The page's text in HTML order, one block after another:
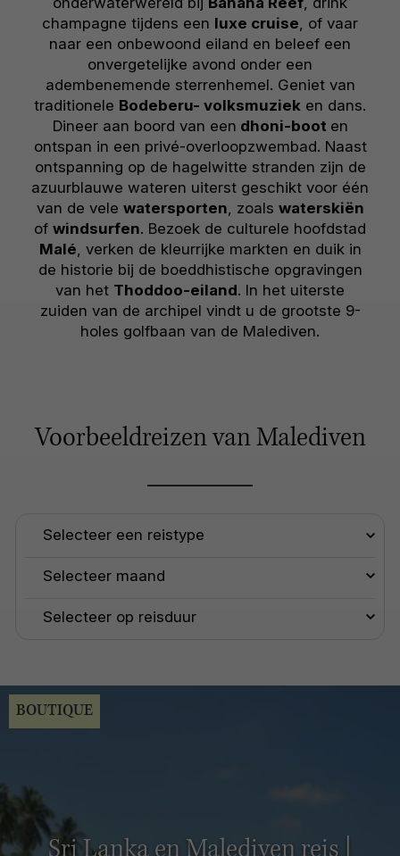
champagne tijdens een luxe cruise, of vaar
naar een onbewoond eiland en beleef een
onvergetelijke avond onder een
adembenemende sterrenhemel. Geniet van
traditionele Bodeberu- volksmuziek en dans.
Dineer aan boord van een dhoni-boot en
ontspan in een privé-overloopzwembad. Naast
ontspanning op de hagelwitte stranden zijn de
azuurblauwe wateren uiterst geschikt voor één
van de vele watersporten, zoals waterskiën
of windsurfen. Bezoek de culturele hoofdstad
Malé, verken de kleurrijke markten en duik in
de historie bij de boeddhistische opgravingen
van het Thoddoo-eiland. In het uiterste
zuiden van de archipel vindt u de grootste 9-
holes golfbaan van de Malediven.
Voorbeeldreizen van Malediven
BOUTIQUE